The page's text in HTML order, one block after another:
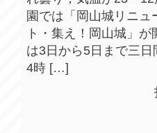
園では「岡山城リニ
ト・集え！岡山城」
は3日から5日まで三
4時 […]